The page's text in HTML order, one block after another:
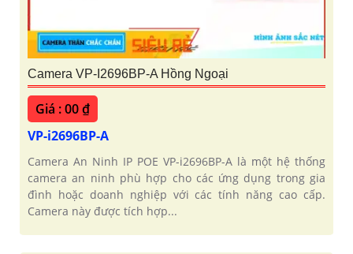
Camera VP-I2696BP-A Hồng Ngoại
Giá : 00 ₫
VP-i2696BP-A
Camera An Ninh IP POE VP-i2696BP-A là một hệ thống
camera an ninh phù hợp cho các ứng dụng trong gia
đình hoặc doanh nghiệp với các tính năng cao cấp.
Camera này được tích hợp...